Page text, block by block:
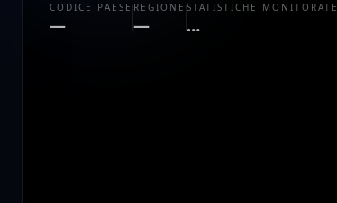
CODICE PAESE
—
REGIONE
—
STATISTICHE MONITORATE
…